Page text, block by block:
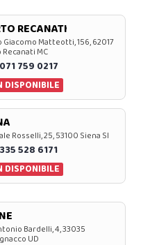
RECANATI
Giacomo Matteotti, 156, 62017
MC
759 0217
DISPONIBILE
Rosselli, 25, 53100 Siena SI
528 6171
DISPONIBILE
Bardelli, 4, 33035
UD